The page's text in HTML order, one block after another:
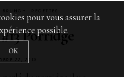
BRUNCH RECETTES
Porridge
22, 2013
pour vous assurer la
possible.
OK